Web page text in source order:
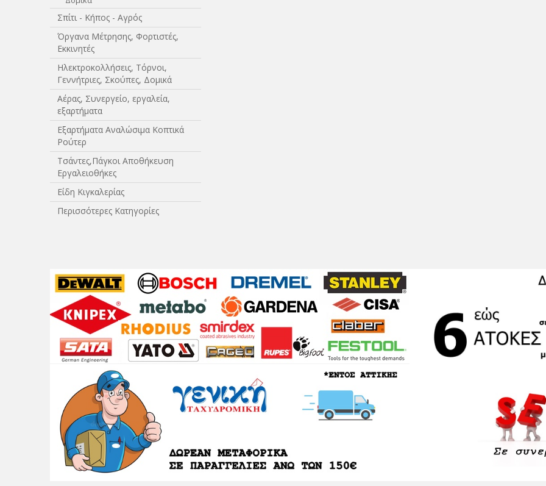
Σπίτι - Κήπος - Αγρός
Όργανα Μέτρησης, Φορτιστές,
Εκκινητές
Ηλεκτροκολλήσεις, Τόρνοι,
Γεννήτριες, Σκούπες, Δομικά
Αέρας, Συνεργείο, εργαλεία,
εξαρτήματα
Εξαρτήματα Αναλώσιμα Κοπτικά
Ρούτερ
Τσάντες,Πάγκοι Αποθήκευση
Εργαλειοθήκες
Είδη Κιγκαλερίας
Περισσότερες Κατηγορίες